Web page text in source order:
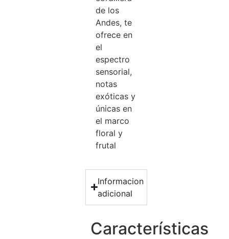
de los
Andes, te
ofrece en
el
espectro
sensorial,
notas
exóticas y
únicas en
el marco
floral y
frutal
Informacion
adicional
Características